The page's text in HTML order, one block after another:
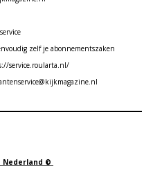
zelf je abonnementszaken
service.roularta.nl/
Nederland ©